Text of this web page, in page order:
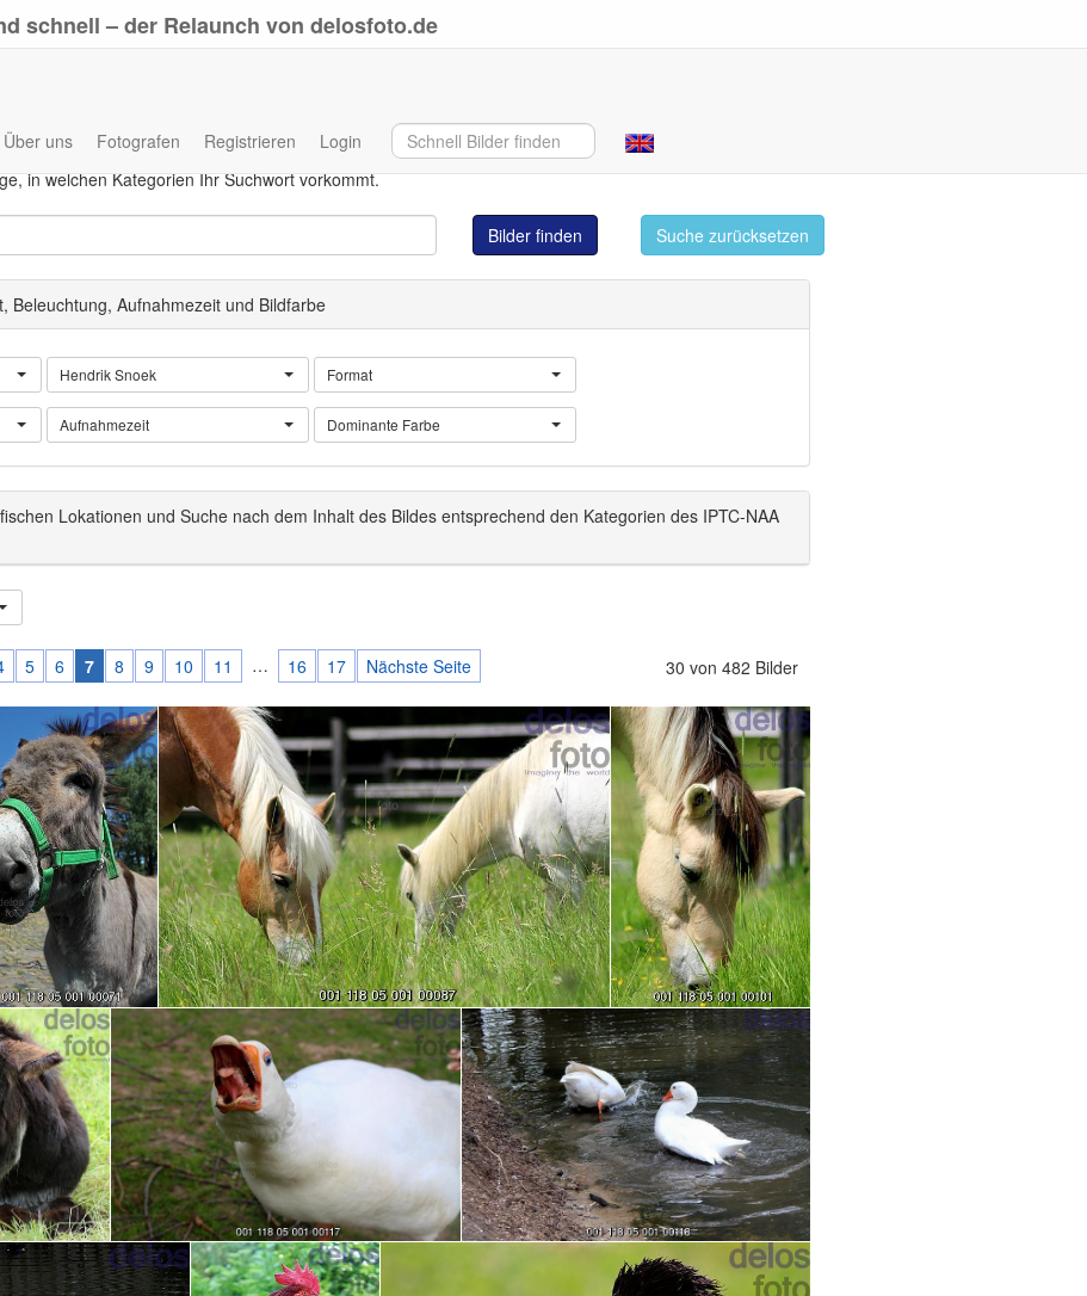
schnell – der Relaunch von delosfoto.de
Über uns Fotografen Registrieren Login
Eingabe Ihres Suchwortes in allen Datenbankfeldern. Auch wenn direkt keine Bilder angezeigt werden
in welchen Kategorien Ihr Suchwort vorkommt.
Bilder finden Suche zurücksetzen
Beleuchtung, Aufnahmezeit und Bildfarbe
Hendrik Snoek Format
Aufnahmezeit Dominante Farbe
Lokationen und Suche nach dem Inhalt des Bildes entsprechend den Kategorien des IPTC-NAA
30 von 482 Bilder
5 6 7 8 9 10 11 … 16 17 Nächste Seite